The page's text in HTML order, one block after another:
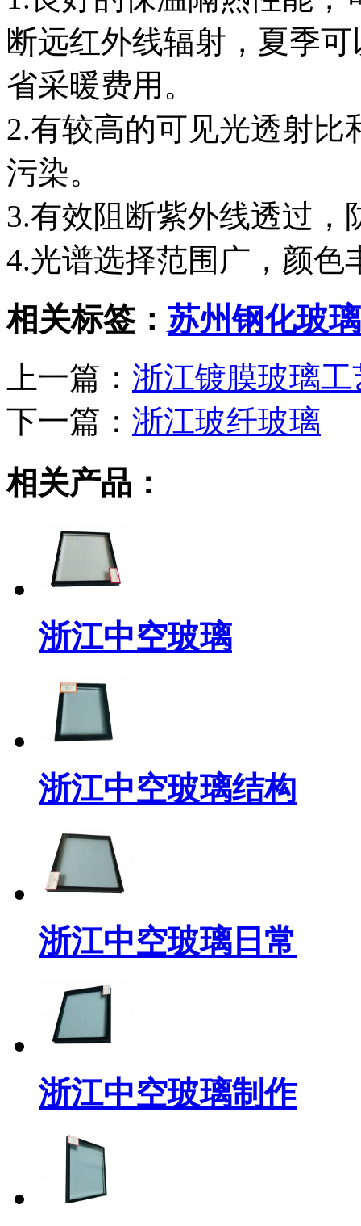
断远红外线辐射，夏季
省采暖费用。
2.有较高的可见光透射
污染。
3.有效阻断紫外线透过
4.光谱选择范围广，颜色
相关标签： 苏州钢化玻璃
上一篇： 浙江镀膜玻璃工
下一篇： 浙江玻纤玻璃
相关产品：
浙江中空玻璃
浙江中空玻璃结构
浙江中空玻璃日常
浙江中空玻璃制作